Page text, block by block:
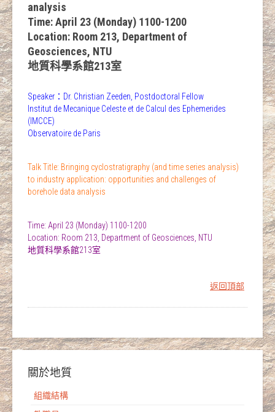
analysis
Time: April 23 (Monday) 1100-1200
Location: Room 213, Department of
Geosciences, NTU
地質科學系館213室
Speaker：Dr. Christian Zeeden, Postdoctoral Fellow
Institut de Mecanique Celeste et de Calcul des Ephemerides
(IMCCE)
Observatoire de Paris
Talk Title: Bringing cyclostratigraphy (and time series analysis)
to industry application: opportunities and challenges of
borehole data analysis
Time: April 23 (Monday) 1100-1200
Location: Room 213, Department of Geosciences, NTU
地質科學系館213室
返回頂部
關於地質
組織結構